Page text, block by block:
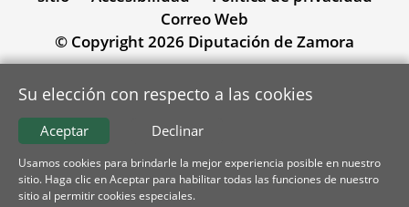
Correo Web
© Copyright 2026 Diputación de Zamora
Su elección con respecto a las cookies
Declinar
Aceptar
Usamos cookies para brindarle la mejor experiencia posible en nuestro
sitio. Haga clic en Aceptar para habilitar todas las funciones de nuestro
sitio al permitir cookies especiales.